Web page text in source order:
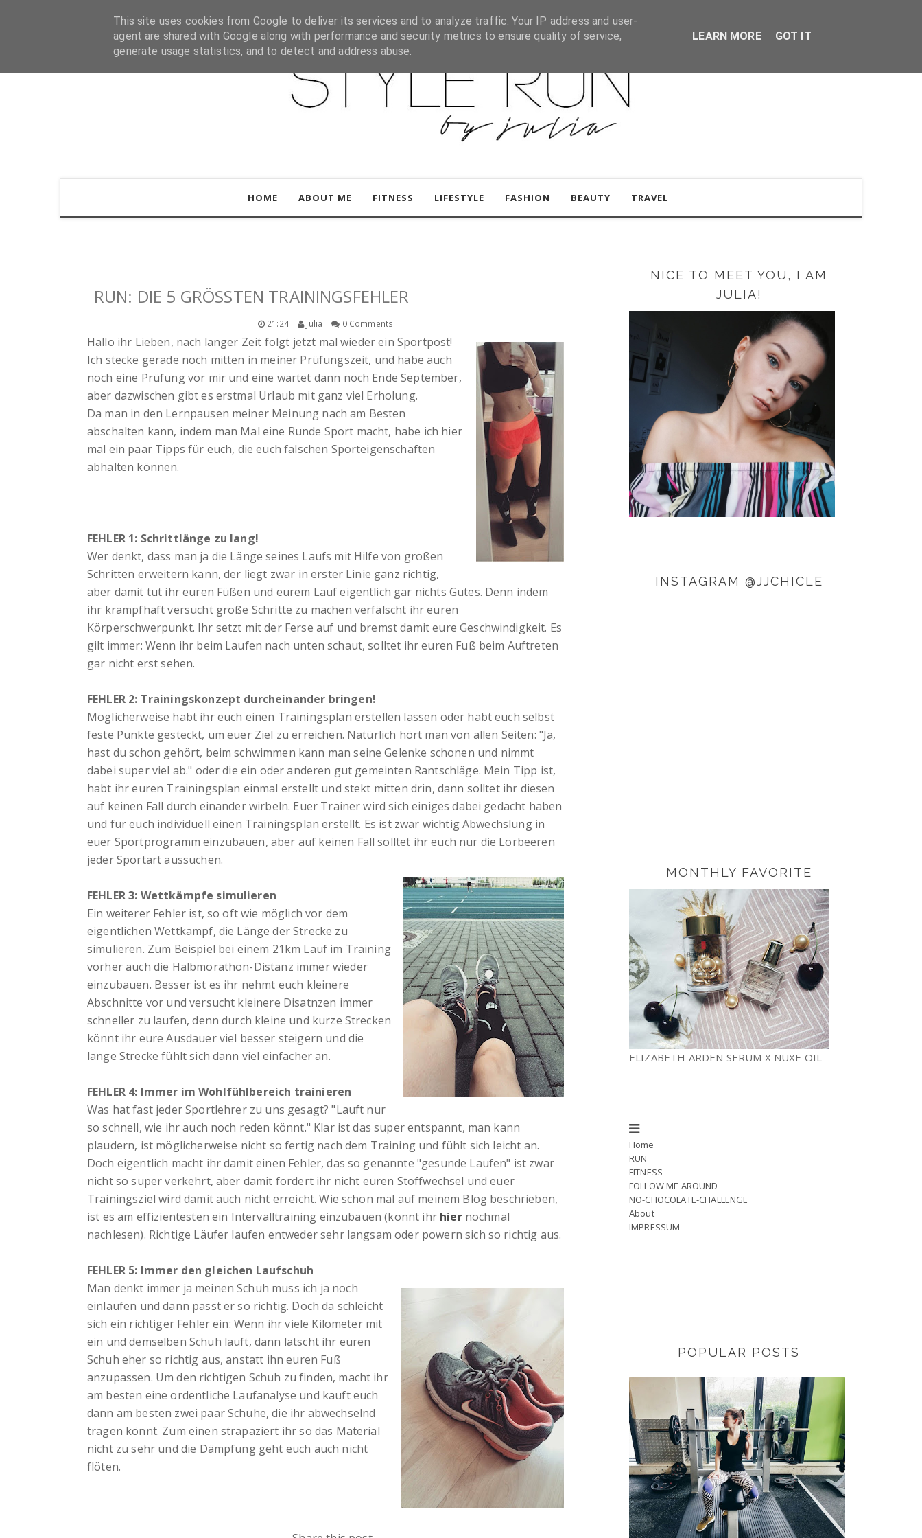
HOME ABOUT ME FITNESS LIFESTYLE FASHION BEAUTY TRAVEL
RUN: DIE 5 GRÖSSTEN TRAININGSFEHLER
21:24 Julia 0 Comments
Hallo ihr Lieben, nach langer Zeit folgt jetzt mal wieder ein Sportpost!
Ich stecke gerade noch mitten in meiner Prüfungszeit, und habe auch
noch eine Prüfung vor mir und eine wartet dann noch Ende September,
aber dazwischen gibt es erstmal Urlaub mit ganz viel Erholung.
Da man in den Lernpausen meiner Meinung nach am Besten
abschalten kann, indem man Mal eine Runde Sport macht, habe ich hier
mal ein paar Tipps für euch, die euch falschen Sporteigenschaften
abhalten können.
FEHLER 1: Schrittlänge zu lang!
Wer denkt, dass man ja die Länge seines Laufs mit Hilfe von großen
Schritten erweitern kann, der liegt zwar in erster Linie ganz richtig,
aber damit tut ihr euren Füßen und eurem Lauf eigentlich gar nichts Gutes. Denn indem
ihr krampfhaft versucht große Schritte zu machen verfälscht ihr euren
Körperschwerpunkt. Ihr setzt mit der Ferse auf und bremst damit eure Geschwindigkeit. Es
gilt immer: Wenn ihr beim Laufen nach unten schaut, solltet ihr euren Fuß beim Auftreten
gar nicht erst sehen.
FEHLER 2: Trainingskonzept durcheinander bringen!
Möglicherweise habt ihr euch einen Trainingsplan erstellen lassen oder habt euch selbst
feste Punkte gesteckt, um euer Ziel zu erreichen. Natürlich hört man von allen Seiten: "Ja,
hast du schon gehört, beim schwimmen kann man seine Gelenke schonen und nimmt
dabei super viel ab." oder die ein oder anderen gut gemeinten Rantschläge. Mein Tipp ist,
habt ihr euren Trainingsplan einmal erstellt und stekt mitten drin, dann solltet ihr diesen
auf keinen Fall durch einander wirbeln. Euer Trainer wird sich einiges dabei gedacht haben
und für euch individuell einen Trainingsplan erstellt. Es ist zwar wichtig Abwechslung in
euer Sportprogramm einzubauen, aber auf keinen Fall solltet ihr euch nur die Lorbeeren
jeder Sportart aussuchen.
FEHLER 3: Wettkämpfe simulieren
Ein weiterer Fehler ist, so oft wie möglich vor dem
eigentlichen Wettkampf, die Länge der Strecke zu
simulieren. Zum Beispiel bei einem 21km Lauf im Training
vorher auch die Halbmorathon-Distanz immer wieder
einzubauen. Besser ist es ihr nehmt euch kleinere
Abschnitte vor und versucht kleinere Disatnzen immer
schneller zu laufen, denn durch kleine und kurze Strecken
könnt ihr eure Ausdauer viel besser steigern und die
lange Strecke fühlt sich dann viel einfacher an.
FEHLER 4: Immer im Wohlfühlbereich trainieren
Was hat fast jeder Sportlehrer zu uns gesagt? "Lauft nur
so schnell, wie ihr auch noch reden könnt." Klar ist das super entspannt, man kann
plaudern, ist möglicherweise nicht so fertig nach dem Training und fühlt sich leicht an.
Doch eigentlich macht ihr damit einen Fehler, das so genannte "gesunde Laufen" ist zwar
nicht so super verkehrt, aber damit fordert ihr nicht euren Stoffwechsel und euer
Trainingsziel wird damit auch nicht erreicht. Wie schon mal auf meinem Blog beschrieben,
ist es am effizientesten ein Intervalltraining einzubauen (könnt ihr hiernochmal
nachlesen). Richtige Läufer laufen entweder sehr langsam oder powern sich so richtig aus.
FEHLER 5: Immer den gleichen Laufschuh
Man denkt immer ja meinen Schuh muss ich ja noch
einlaufen und dann passt er so richtig. Doch da schleicht
sich ein richtiger Fehler ein: Wenn ihr viele Kilometer mit
ein und demselben Schuh lauft, dann latscht ihr euren
Schuh eher so richtig aus, anstatt ihn euren Fuß
anzupassen. Um den richtigen Schuh zu finden, macht ihr
am besten eine ordentliche Laufanalyse und kauft euch
dann am besten zwei paar Schuhe, die ihr abwechselnd
tragen könnt. Zum einen strapaziert ihr so das Material
nicht zu sehr und die Dämpfung geht euch auch nicht
flöten.
NICE TO MEET YOU, I AM
JULIA!
INSTAGRAM @JJCHICLE
MONTHLY FAVORITE
ELIZABETH ARDEN SERUM X NUXE OIL
Home
RUN
FITNESS
FOLLOW ME AROUND
NO-CHOCOLATE-CHALLENGE
About
IMPRESSUM
POPULAR POSTS
This site uses cookies from Google to deliver its services and to analyze traffic. Your IP address and user-
agent are shared with Google along with performance and security metrics to ensure quality of service,
generate usage statistics, and to detect and address abuse.
LEARN MORE GOT IT